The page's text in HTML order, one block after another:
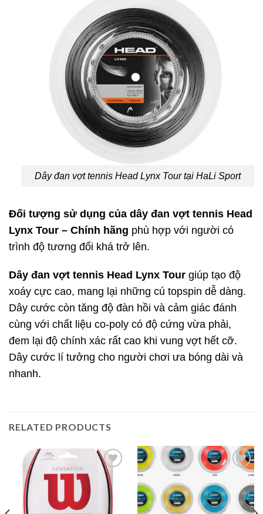
Dây đan vợt tennis Head Lynx Tour tại HaLi Sport
Đối tượng sử dụng của dây đan vợt tennis Head
Lynx Tour – Chính hãng phù hợp với người có
trình độ tương đối khá trở lên.
Dây đan vợt tennis Head Lynx Tour giúp tạo độ
xoáy cực cao, mang lại những cú topspin dễ dàng.
Dây cước còn tăng độ đàn hồi và cảm giác đánh
cùng với chất liệu co-poly có độ cứng vừa phải,
đem lại độ chính xác rất cao khi vung vợt hết cỡ.
Dây cước lí tưởng cho người chơi ưa bóng dài và
nhanh.
RELATED PRODUCTS
Add to
wishlist
wishlist